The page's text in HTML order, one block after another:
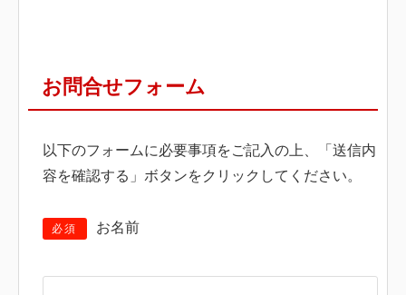
お問合せフォーム
以下のフォームに必要事項をご記入の上、「送信内
容を確認する」ボタンをクリックしてください。
必須 お名前